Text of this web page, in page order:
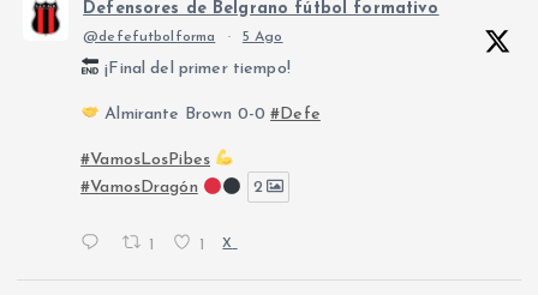
Defensores de Belgrano fútbol formativo
@defefutbolforma · 5 Ago
¡Final del primer tiempo!
Almirante Brown 0-0#Defe
#VamosLosPibes
#VamosDragón
2
1 1 X